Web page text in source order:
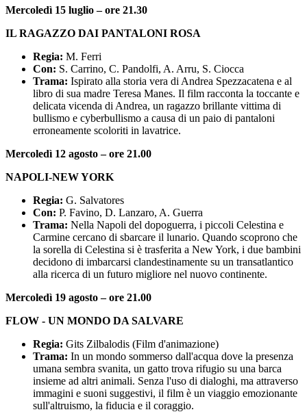
Mercoledì 15 luglio – ore 21.30
IL RAGAZZO DAI PANTALONI ROSA
Regia: M. Ferri
Con: S. Carrino, C. Pandolfi, A. Arru, S. Ciocca
Trama: Ispirato alla storia vera di Andrea Spezzacatena e al
libro di sua madre Teresa Manes. Il film racconta la toccante e
delicata vicenda di Andrea, un ragazzo brillante vittima di
bullismo e cyberbullismo a causa di un paio di pantaloni
erroneamente scoloriti in lavatrice.
Mercoledì 12 agosto – ore 21.00
NAPOLI-NEW YORK
Regia: G. Salvatores
Con: P. Favino, D. Lanzaro, A. Guerra
Trama: Nella Napoli del dopoguerra, i piccoli Celestina e
Carmine cercano di sbarcare il lunario. Quando scoprono che
la sorella di Celestina si è trasferita a New York, i due bambini
decidono di imbarcarsi clandestinamente su un transatlantico
alla ricerca di un futuro migliore nel nuovo continente.
Mercoledì 19 agosto – ore 21.00
FLOW - UN MONDO DA SALVARE
Regia: Gits Zilbalodis (Film d'animazione)
Trama: In un mondo sommerso dall'acqua dove la presenza
umana sembra svanita, un gatto trova rifugio su una barca
insieme ad altri animali. Senza l'uso di dialoghi, ma attraverso
immagini e suoni suggestivi, il film è un viaggio emozionante
sull'altruismo, la fiducia e il coraggio.